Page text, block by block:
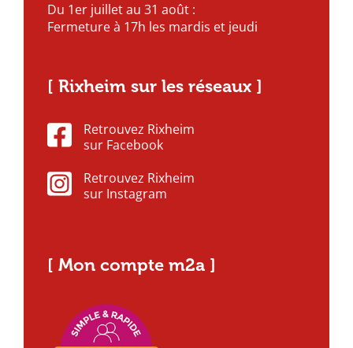
Du 1er juillet au 31 août :
Fermeture à 17h les mardis et jeudi
[ Rixheim sur les réseaux ]
Retrouvez Rixheim
sur Facebook
Retrouvez Rixheim
sur Instagram
[ Mon compte m2a ]